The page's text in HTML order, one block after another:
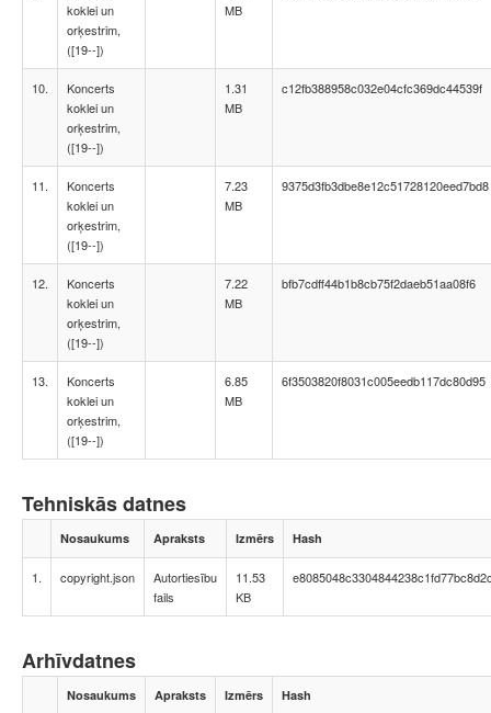
koklei un
orķestrim,
([19--])
MB
10.
Koncerts
koklei un
orķestrim,
([19--])
1.31
MB
c12fb388958c032e04cfc369dc44539f
11.
Koncerts
koklei un
orķestrim,
([19--])
7.23
MB
9375d3fb3dbe8e12c51728120eed7bd8
12.
Koncerts
koklei un
orķestrim,
([19--])
7.22
MB
bfb7cdff44b1b8cb75f2daeb51aa08f6
13.
Koncerts
koklei un
orķestrim,
([19--])
6.85
MB
6f3503820f8031c005eedb117dc80d95
Tehniskās datnes
Nosaukums Apraksts Izmērs Hash
1. copyright.json
Autortiesību
fails
11.53
KB
Arhīvdatnes
Nosaukums Apraksts Izmērs Hash